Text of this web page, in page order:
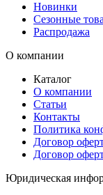
Новинки
Сезонные
Распродажа
О компании
Каталог
О компании
Статьи
Контакты
Политика
Договор
Договор
Юридическая